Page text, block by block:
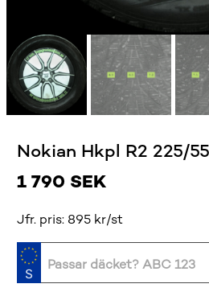
Nokian Hkpl R2 225/
1 790 SEK
Jfr. pris: 895 kr/st